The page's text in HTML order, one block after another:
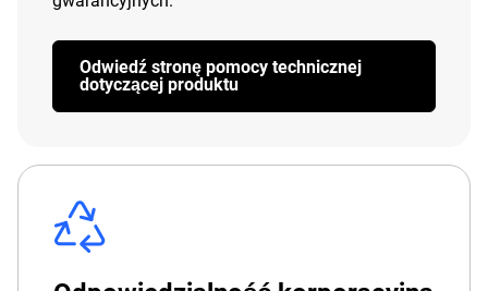
Odwiedź stronę pomocy technicznej
dotyczącej produktu